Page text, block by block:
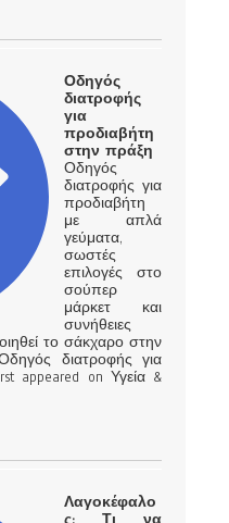
Οδηγός
διατροφής
για
προδιαβήτη
στην πράξη
Οδηγός
διατροφής για
προδιαβήτη
με απλά
γεύματα,
σωστές
επιλογές στο
σούπερ
μάρκετ και
συνήθειες
το σάκχαρο στην
διατροφής για
appeared on Υγεία &
Λαγοκέφαλο